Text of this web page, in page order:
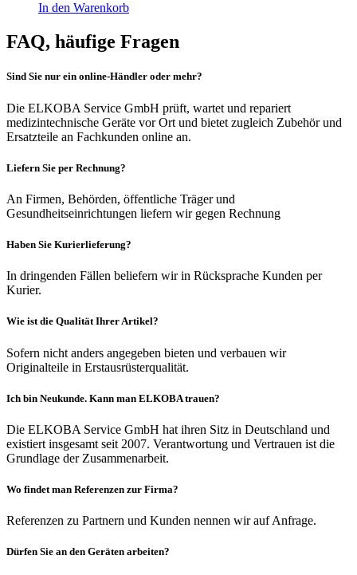
In den Warenkorb
FAQ, häufige Fragen
Sind Sie nur ein online-Händler oder mehr?
Die ELKOBA Service GmbH prüft, wartet und repariert
medizintechnische Geräte vor Ort und bietet zugleich Zubehör und
Ersatzteile an Fachkunden online an.
Liefern Sie per Rechnung?
An Firmen, Behörden, öffentliche Träger und
Gesundheitseinrichtungen liefern wir gegen Rechnung
Haben Sie Kurierlieferung?
In dringenden Fällen beliefern wir in Rücksprache Kunden per
Kurier.
Wie ist die Qualität Ihrer Artikel?
Sofern nicht anders angegeben bieten und verbauen wir
Originalteile in Erstausrüsterqualität.
Ich bin Neukunde. Kann man ELKOBA trauen?
Die ELKOBA Service GmbH hat ihren Sitz in Deutschland und
existiert insgesamt seit 2007. Verantwortung und Vertrauen ist die
Grundlage der Zusammenarbeit.
Wo findet man Referenzen zur Firma?
Referenzen zu Partnern und Kunden nennen wir auf Anfrage.
Dürfen Sie an den Geräten arbeiten?